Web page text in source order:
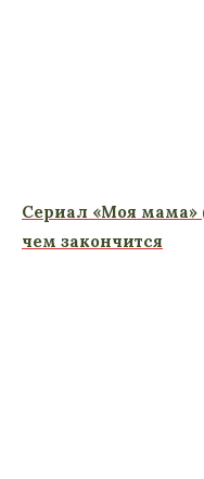
Сериал «Моя мама»
чем закончится